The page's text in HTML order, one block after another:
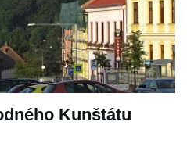
Kunštátu